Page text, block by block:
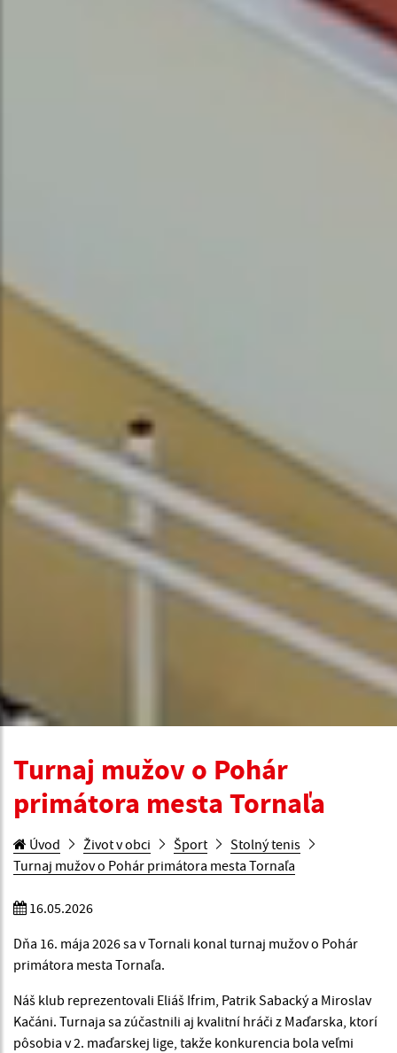
Turnaj mužov o Pohár
primátora mesta Tornaľa
Úvod Život v obci Šport
Stolný tenis
Turnaj mužov o Pohár primátora mesta Tornaľa
16.05.2026
Dňa 16. mája 2026 sa v Tornali konal turnaj mužov o Pohár
primátora mesta Tornaľa.
Náš klub reprezentovali Eliáš Ifrim, Patrik Sabacký a Miroslav
Kačáni. Turnaja sa zúčastnili aj kvalitní hráči z Maďarska, ktorí
pôsobia v 2. maďarskej lige, takže konkurencia bola veľmi